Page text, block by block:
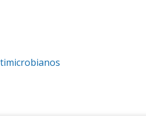
s